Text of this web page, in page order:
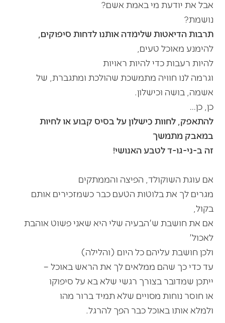
אבל את יודעת מי באמת אשם?
נושמת?
תרבות הדיאטות שלימדה אותנו לדחות סיפוקים,
להימנע מאוכל טעים,
להיות רעבות כדי להיות ראויות
וגרמה לנו חוויה מתמשכת שהולכת ומתגברת, של
אשמה, בושה וכישלון.
כן, כן…
להתאפק, לחוות כישלון על בסיס קבוע או לחיות
במאבק מתמשך
זה ב-ני-גו-ד לטבע האנושי!
אם עוגת השוקולד, הפיצה והממתקים
מגרים לך את בלוטות הטעם כבר כשמזכירים אותם
בקול,
אם את חושבת ש'הבעיה שלי היא שאני פשוט אוהבת
לאכול'
ולכן חושבת עליהם כל היום (והלילה)
עד כדי כך שהם ממלאים לך את הראש באוכל –
ייתכן שמדובר בצורך רגשי שלא בא על סיפוקו
או חוסר נוחות מסויים שלא תמיד ברור מהו
ולמלא אותו באוכל כבר הפך להרגל.